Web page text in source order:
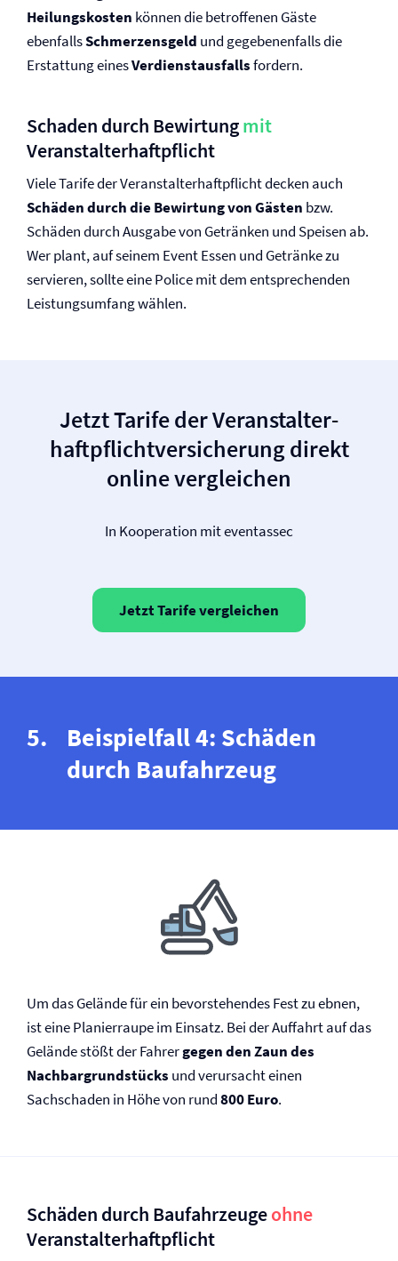
Heilungskosten können die betroffenen Gäste
ebenfallsSchmerzensgeld und gegebenenfalls die
Erstattung einesVerdienstausfallsfordern.
Schaden durch Bewirtungmit
Veranstalter­haftpflicht
Viele Tarife der Veranstalter­haftpflicht decken auch
Schäden durch die Bewirtung von Gästen bzw.
Schäden durch Ausgabe von Getränken und Speisen ab.
Wer plant, auf seinem Event Essen und Getränke zu
servieren, sollte eine Police mit dem entsprechenden
Leistungsumfang wählen.
Jetzt Tarife der Veranstalter­
haftpflicht­versicherung direkt
online vergleichen
In Kooperation mit eventassec
Jetzt Tarife vergleichen
Beispielfall 4: Schäden
durch Baufahrzeug
Um das Gelände für ein bevorstehendes Fest zu ebnen,
ist eine Planierraupe im Einsatz. Bei der Auffahrt auf das
Gelände stößt der Fahrergegen den Zaun des
Nachbargrundstücks und verursacht einen
Sachschaden in Höhe von rund800 Euro.
Schäden durch Baufahrzeugeohne
Veranstalter­haftpflicht